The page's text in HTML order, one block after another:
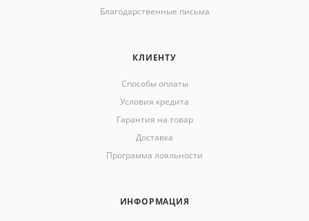
Благодарственные письма
КЛИЕНТУ
Способы оплаты
Условия кредита
Гарантия на товар
Доставка
Программа лояльности
ИНФОРМАЦИЯ